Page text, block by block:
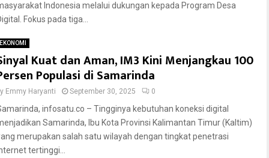
Indonesia melalui dukungan kepada Program Desa
Fokus pada tiga...
EKONOMI
Kuat dan Aman, IM3 Kini Menjangkau 100
Populasi di Samarinda
Emmy Haryanti September 30, 2025 0
infosatu.co – Tingginya kebutuhan koneksi digital
Samarinda, Ibu Kota Provinsi Kalimantan Timur (Kaltim)
merupakan salah satu wilayah dengan tingkat penetrasi
tertinggi...